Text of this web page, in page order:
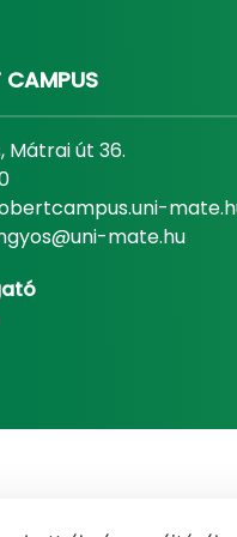
CAMPUS
Mátrai út 36.
mate.hu